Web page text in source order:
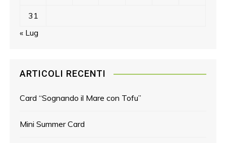
31
« Lug
ARTICOLI RECENTI
Card “Sognando il Mare con Tofu”
Mini Summer Card